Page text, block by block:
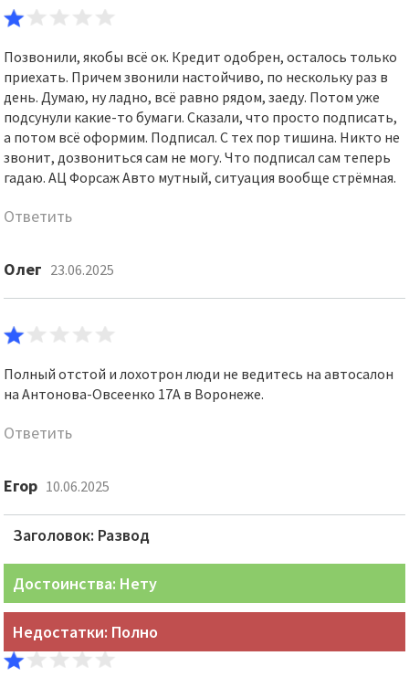
Позвонили, якобы всё ок. Кредит одобрен, осталось только
приехать. Причем звонили настойчиво, по нескольку раз в
день. Думаю, ну ладно, всё равно рядом, заеду. Потом уже
подсунули какие-то бумаги. Сказали, что просто подписать,
а потом всё оформим. Подписал. С тех пор тишина. Никто не
звонит, дозвониться сам не могу. Что подписал сам теперь
гадаю. АЦ Форсаж Авто мутный, ситуация вообще стрёмная.
Ответить
Олег 23.06.2025
Полный отстой и лохотрон люди не ведитесь на автосалон
на Антонова-Овсеенко 17А в Воронеже.
Ответить
Егор 10.06.2025
Заголовок: Развод
Достоинства: Нету
Недостатки: Полно